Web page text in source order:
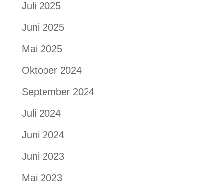
Juli 2025
Juni 2025
Mai 2025
Oktober 2024
September 2024
Juli 2024
Juni 2024
Juni 2023
Mai 2023